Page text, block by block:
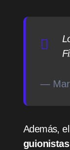
—
Además,
guionistas